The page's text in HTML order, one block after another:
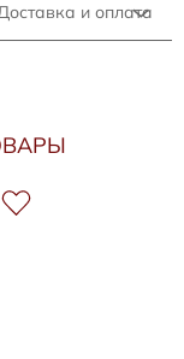
и оплата